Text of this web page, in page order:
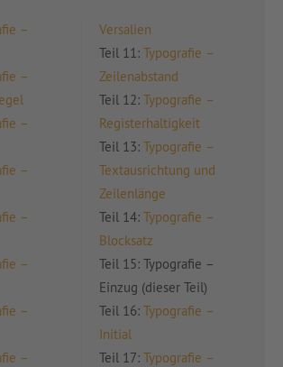
–
–
–
–
–
–
–
–
Versalien
Teil 11: Typografie –
Zeilenabstand
Teil 12: Typografie –
Registerhaltigkeit
Teil 13: Typografie –
Textausrichtung und
Zeilenlänge
Teil 14: Typografie –
Blocksatz
Teil 15: Typografie –
Einzug (dieser Teil)
Teil 16: Typografie –
Initial
Teil 17: Typografie –